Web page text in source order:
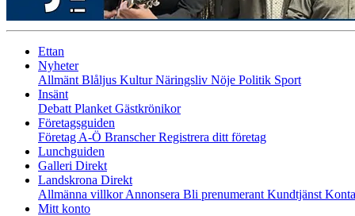
Ettan
Nyheter
Allmänt Blåljus KulturNäringsliv Nöje Politik Sport
Insänt
Debatt Planket Gästkrönikor
Företagsguiden
Företag A-Ö BranscherRegistrera ditt företag
Lunchguiden
Galleri Direkt
Landskrona Direkt
Allmänna villkorAnnonsera Bli prenumerant Kundtjänst
Mitt konto